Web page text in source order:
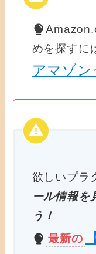
めを探すに
アマゾン
欲しいプラ
ール情報を
う！
最新の